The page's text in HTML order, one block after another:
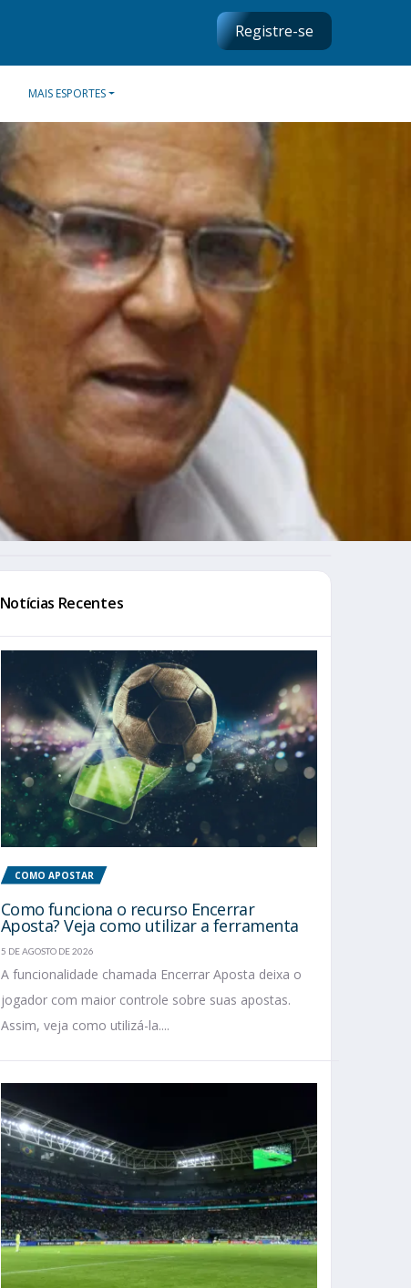
Registre-se
MAIS ESPORTES
Notícias Recentes
COMO APOSTAR
Como funciona o recurso Encerrar
Aposta? Veja como utilizar a ferramenta
5 DE AGOSTO DE 2026
A funcionalidade chamada Encerrar Aposta deixa o
jogador com maior controle sobre suas apostas.
Assim, veja como utilizá-la....